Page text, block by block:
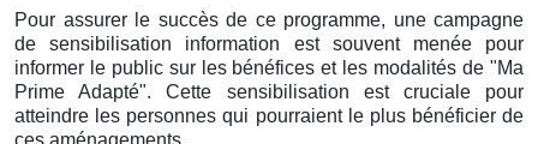
Pour assurer le succès de ce programme, une campagne
de sensibilisation information est souvent menée pour
informer le public sur les bénéfices et les modalités de "Ma
Prime Adapté". Cette sensibilisation est cruciale pour
atteindre les personnes qui pourraient le plus bénéficier de
ces aménagements.